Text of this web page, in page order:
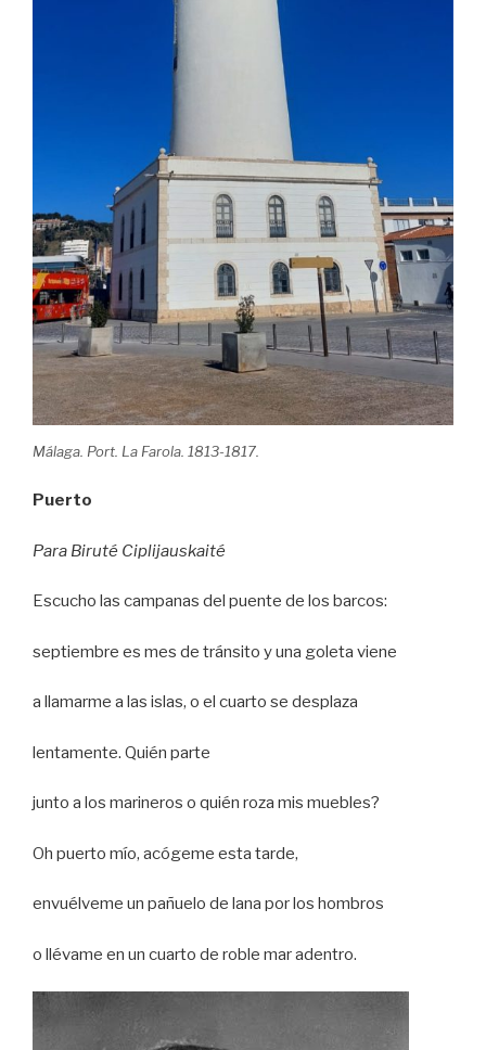
Málaga. Port. La Farola. 1813-1817.
Puerto
Para Biruté Ciplijauskaité
Escucho las campanas del puente de los barcos:
septiembre es mes de tránsito y una goleta viene
a llamarme a las islas, o el cuarto se desplaza
lentamente. Quién parte
junto a los marineros o quién roza mis muebles?
Oh puerto mío, acógeme esta tarde,
envuélveme un pañuelo de lana por los hombros
o llévame en un cuarto de roble mar adentro.